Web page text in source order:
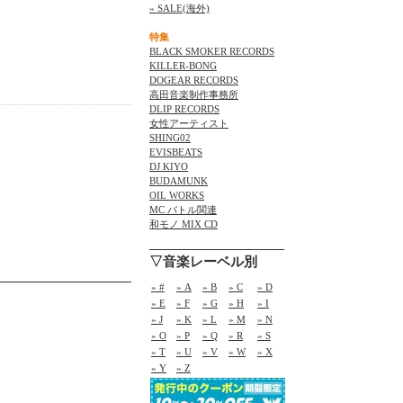
» SALE(海外)
特集
BLACK SMOKER RECORDS
KILLER-BONG
DOGEAR RECORDS
高田音楽制作事務所
DLIP RECORDS
女性アーティスト
SHING02
EVISBEATS
DJ KIYO
BUDAMUNK
OIL WORKS
MC バトル関連
和モノ MIX CD
▽音楽レーベル別
» # » A » B » C
» D
» E
» F » G » H
» I
» J
» K » L » M
» N
» O
» P » Q » R
» S
» T
» U » V » W
» X
» Y
» Z